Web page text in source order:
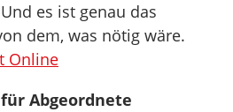
es ist genau das
dem, was nötig wäre.
Online
Abgeordnete